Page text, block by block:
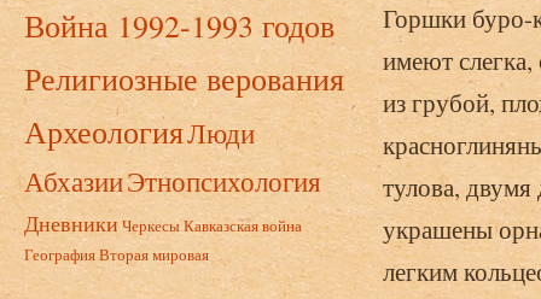
Война 1992-1993 годов
Религиозные верования
АрхеологияЛюди
АбхазииЭтнопсихология
Дневники ЧеркесыКавказская война
ГеографияВторая мировая
Горшки буро-
имеют
из грубой,
тулова,
украшены
легким